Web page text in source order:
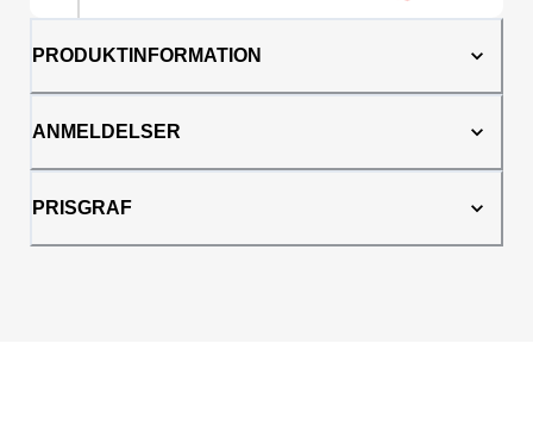
PRODUKTINFORMATION
ANMELDELSER
PRISGRAF